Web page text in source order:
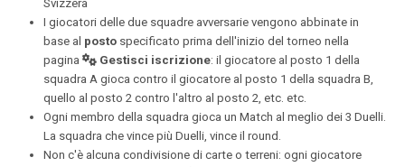
Svizzera
I giocatori delle due squadre avversarie vengono abbinate in
base al postospecificato prima dell'inizio del torneo nella
pagina
Gestisci iscrizione: il giocatore al posto 1 della
squadra A gioca contro il giocatore al posto 1 della squadra B,
quello al posto 2 contro l'altro al posto 2, etc. etc.
Ogni membro della squadra gioca un Match al meglio dei 3 Duelli.
La squadra che vince più Duelli, vince il round.
Non c'è alcuna condivisione di carte o terreni: ogni giocatore